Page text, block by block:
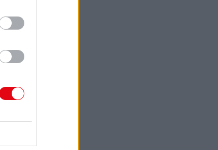
a
a
csak